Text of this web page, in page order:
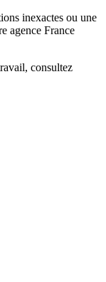
inexactes ou une
agence France
, consultez